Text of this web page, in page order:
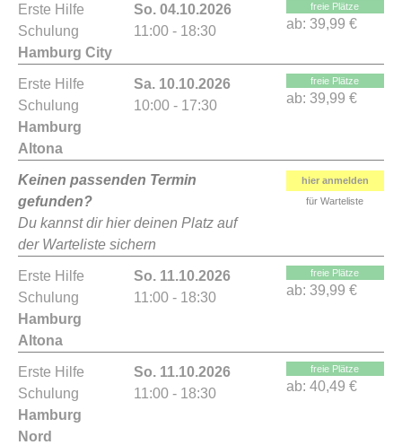
Erste Hilfe
Schulung
Hamburg City
So. 04.10.2026
11:00 - 18:30
freie Plätze
ab: 39,99 €
Erste Hilfe
Schulung
Hamburg
Altona
Sa. 10.10.2026
10:00 - 17:30
freie Plätze
ab: 39,99 €
Keinen passenden Termin
gefunden?
Du kannst dir hier deinen Platz auf
der Warteliste sichern
hier anmelden
für Warteliste
Erste Hilfe
Schulung
Hamburg
Altona
So. 11.10.2026
11:00 - 18:30
freie Plätze
ab: 39,99 €
Erste Hilfe
Schulung
Hamburg
Nord
So. 11.10.2026
11:00 - 18:30
freie Plätze
ab: 40,49 €